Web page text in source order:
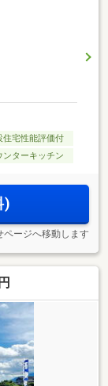
住宅性能評価付
ンターキッチン
)
ページへ移動します